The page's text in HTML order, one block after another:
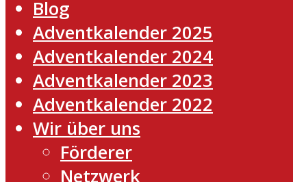
Blog
Adventkalender 2025
Adventkalender 2024
Adventkalender 2023
Adventkalender 2022
Wir über uns
Förderer
Netzwerk